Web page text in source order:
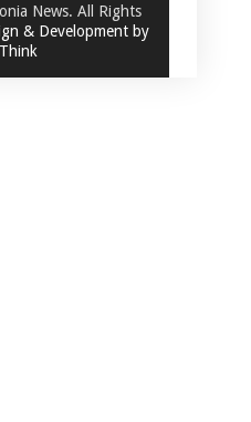
News. All Rights
& Development by